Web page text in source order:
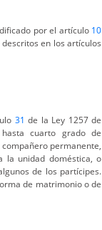
por el artículo 10
en los artículos
31 de la Ley 1257 de
cuarto grado de
permanente,
la unidad doméstica, o
de los partícipes.
de matrimonio o de